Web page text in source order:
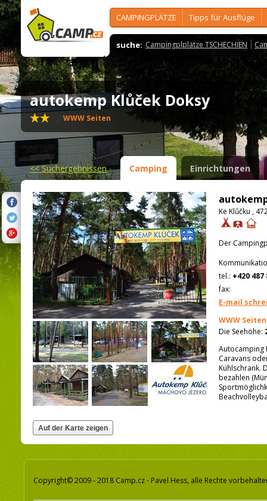
CAMPINGPLÄTZE Tipps für Ausflüge
suche: Campingplplätze TSCHECHIEN
autokemp Klůček Doksy
WWW Seiten
<<Suchergebnissen Camping Einrichtungen
Ke Klůčku ,
Der
tel.: +420 487
fax:
E-mail
WWW Seiten
Die Seehöhe:
Autocamping
Caravans
Kühlschrank.
bezahlen
Copyright© 2009 - 2018 Camp.cz - Pavel Hess, alle Rechte